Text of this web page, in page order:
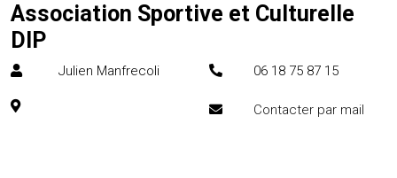
Association Sportive et Culturelle
DIP
Julien Manfrecoli 06 18 75 87 15
Contacter par mail